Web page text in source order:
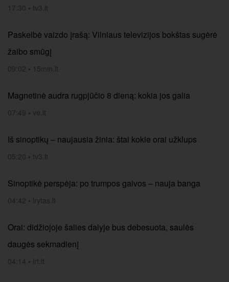
17:30 • tv3.lt
Paskelbė vaizdo įrašą: Vilniaus televizijos bokštas sugėrė
žaibo smūgį
09:02 • 15min.lt
Magnetinė audra rugpjūčio 8 dieną: kokia jos galia
07:49 • ve.lt
Iš sinoptikų – naujausia žinia: štai kokie orai užklups
05:20 • tv3.lt
Sinoptikė perspėja: po trumpos gaivos – nauja banga
04:42 • lrytas.lt
Orai: didžiojoje šalies dalyje bus debesuota, saulės
daugės sekmadienį
04:14 • lrt.lt